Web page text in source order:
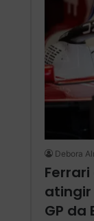
Debora
GP da